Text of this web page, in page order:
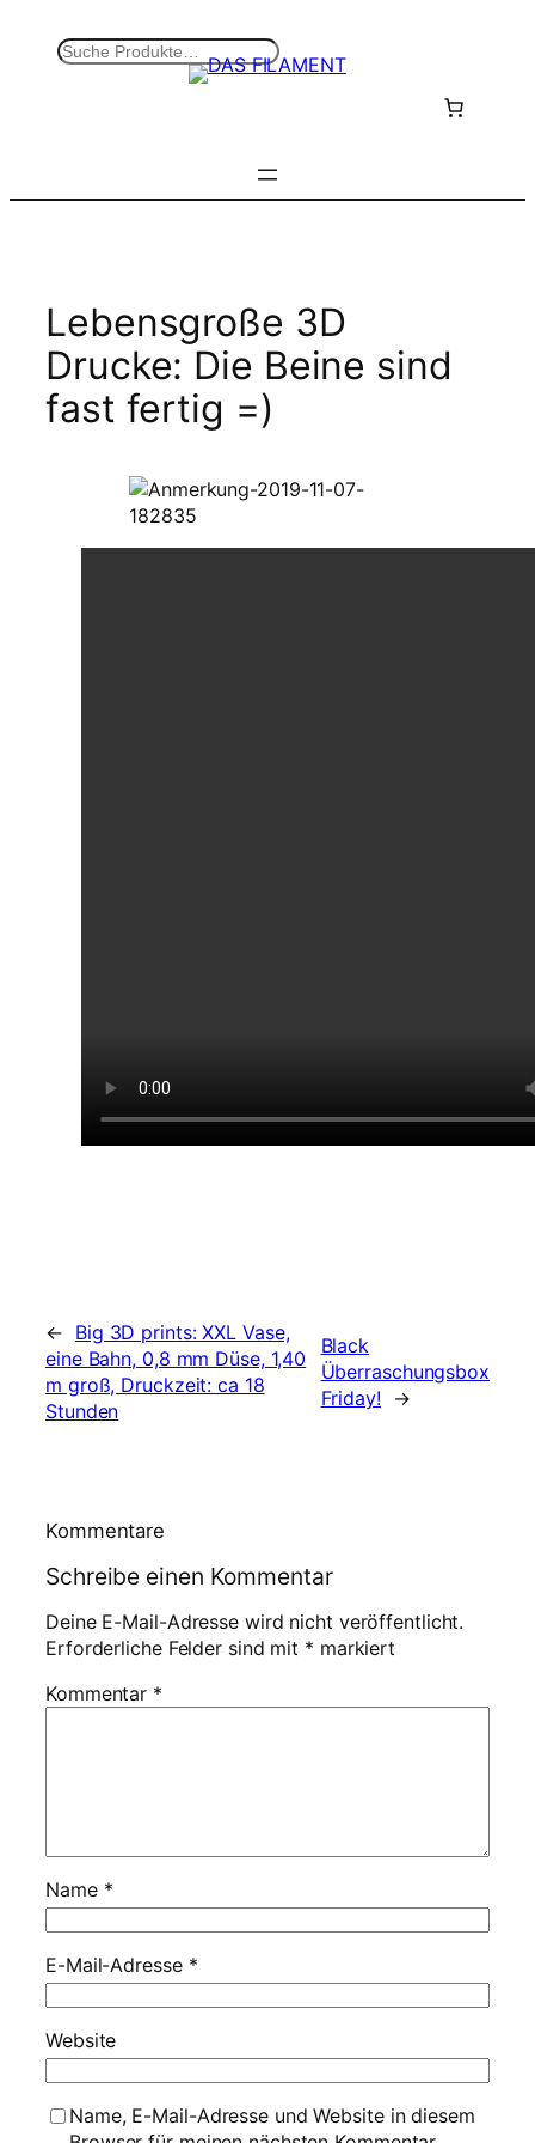
S
Lebensgroße 3D
Drucke: Die Beine sind
fast fertig =)
← Big 3D prints: XXL Vase,
eine Bahn, 0,8 mm Düse, 1,40
m groß, Druckzeit: ca 18
Stunden
Black
Überraschungsbox
Friday!
→
Kommentare
Schreibe einen Kommentar
Deine E-Mail-Adresse wird nicht veröffentlicht.
Erforderliche Felder sind mit * markiert
Kommentar *
Name *
E-Mail-Adresse *
Website
Name, E-Mail-Adresse und Website in diesem